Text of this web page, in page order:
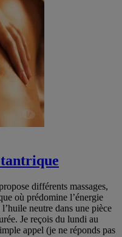
tantrique
différents massages,
où prédomine l’énergie
neutre dans une pièce
Je reçois du lundi au
appel (je ne réponds pas